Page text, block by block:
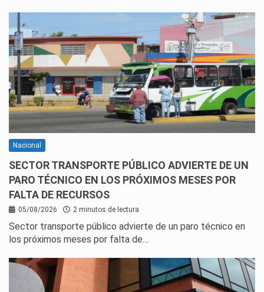
Nacional
SECTOR TRANSPORTE PÚBLICO ADVIERTE DE UN
PARO TÉCNICO EN LOS PRÓXIMOS MESES POR
FALTA DE RECURSOS
05/08/2026 2 minutos de lectura
Sector transporte público advierte de un paro técnico en
los próximos meses por falta de…